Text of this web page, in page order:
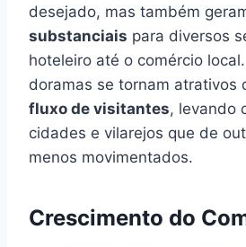
desejado, mas também
substanciais para diversos
hoteleiro até o comércio
doramas se tornam atrativos
fluxo de visitantes, levando
cidades e vilarejos que de
menos movimentados.
Crescimento do